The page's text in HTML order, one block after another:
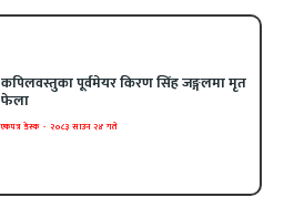
कपिलवस्तुका पूर्वमेयर किरण सिंह जङ्गलमा मृत
फेला
एकपत्र डेस्क - २०८३ साउन २४ गते